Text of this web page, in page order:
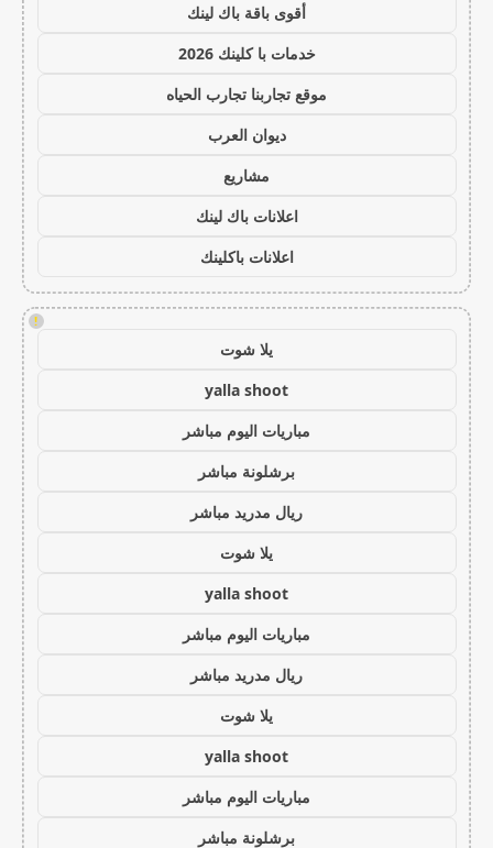
أقوى باقة باك لينك
خدمات با كلينك 2026
موقع تجاربنا تجارب الحياه
ديوان العرب
مشاريع
اعلانات باك لينك
اعلانات باكلينك
!
يلا شوت
yalla shoot
مباريات اليوم مباشر
برشلونة مباشر
ريال مدريد مباشر
يلا شوت
yalla shoot
مباريات اليوم مباشر
ريال مدريد مباشر
يلا شوت
yalla shoot
مباريات اليوم مباشر
برشلونة مباشر